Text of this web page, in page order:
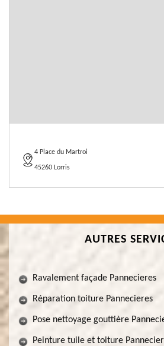
4 Place du Martroi
45260 Lorris
AUTRES
Ravalement façade Pannecieres
Réparation toiture Pannecieres
Pose nettoyage gouttière
Peinture tuile et toiture